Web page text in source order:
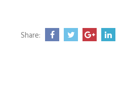
Share: